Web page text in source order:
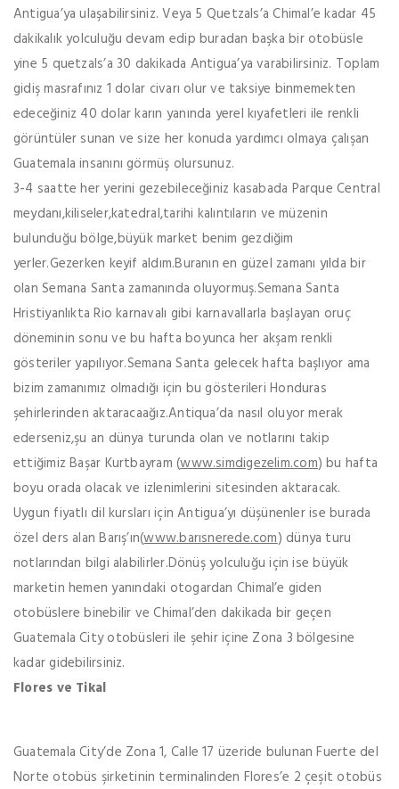
Antigua’ya ulaşabilirsiniz. Veya 5 Quetzals’a Chimal’e kadar 45
dakikalık yolculuğu devam edip buradan başka bir otobüsle
yine 5 quetzals’a 30 dakikada Antigua’ya varabilirsiniz. Toplam
gidiş masrafınız 1 dolar civarı olur ve taksiye binmemekten
edeceğiniz 40 dolar karın yanında yerel kıyafetleri ile renkli
görüntüler sunan ve size her konuda yardımcı olmaya çalışan
Guatemala insanını görmüş olursunuz.
3-4 saatte her yerini gezebileceğiniz kasabada Parque Central
meydanı,kiliseler,katedral,tarihi kalıntıların ve müzenin
bulunduğu bölge,büyük market benim gezdiğim
yerler.Gezerken keyif aldım.Buranın en güzel zamanı yılda bir
olan Semana Santa zamanında oluyormuş.Semana Santa
Hristiyanlıkta Rio karnavalı gibi karnavallarla başlayan oruç
döneminin sonu ve bu hafta boyunca her akşam renkli
gösteriler yapılıyor.Semana Santa gelecek hafta başlıyor ama
bizim zamanımız olmadığı için bu gösterileri Honduras
şehirlerinden aktaracaağız.Antiqua’da nasıl oluyor merak
ederseniz,şu an dünya turunda olan ve notlarını takip
ettiğimiz Başar Kurtbayram (www.simdigezelim.com) bu hafta
boyu orada olacak ve izlenimlerini sitesinden aktaracak.
Uygun fiyatlı dil kursları için Antigua’yı düşünenler ise burada
özel ders alan Barış’ın(www.barısnerede.com) dünya turu
notlarından bilgi alabilirler.Dönüş yolculuğu için ise büyük
marketin hemen yanındaki otogardan Chimal’e giden
otobüslere binebilir ve Chimal’den dakikada bir geçen
Guatemala City otobüsleri ile şehir içine Zona 3 bölgesine
kadar gidebilirsiniz.
Flores ve Tikal
Guatemala City’de Zona 1, Calle 17 üzeride bulunan Fuerte del
Norte otobüs şirketinin terminalinden Flores’e 2 çeşit otobüs